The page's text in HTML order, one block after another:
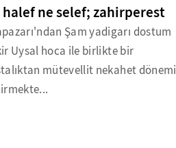
halef ne selef; zahirperest
Şam yadigarı dostum
Uysal hoca ile birlikte bir
mütevellit nekahet dönemi